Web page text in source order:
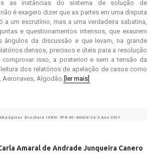
as instâncias do sistema de solução de
é exagero dizer que as partes em uma disputa
a um escrutínio, mas a uma verdadeira sabatina,
e questionamentos intensos, que exaurem
ângulos da discussão e que levam, na grande
densos, precisos e úteis para a resolução
comprovar isso, a posteriori e sem a tensão da
dos relatórios de apelação de casos como
Aeronaves, Algodão, [ler mais]
páginas Brochura ISBN: 978-85-86626-56-2 Ano 2011
Amaral de Andrade Junqueira Canero